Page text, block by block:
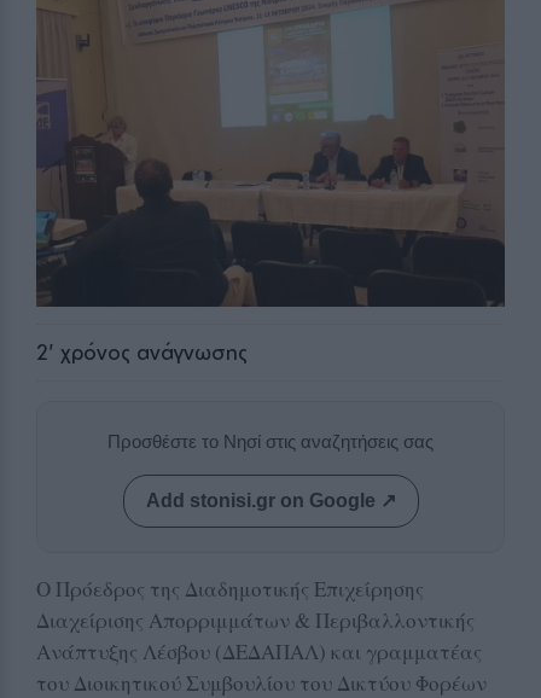
2' χρόνος ανάγνωσης
Προσθέστε το Νησί στις αναζητήσεις σας
Add stonisi.gr on Google ↗
Ο Πρόεδρος της Διαδημοτικής Επιχείρησης
Διαχείρισης Απορριμμάτων & Περιβαλλοντικής
Ανάπτυξης Λέσβου (ΔΕΔΑΠΑΛ) και γραμματέας
του Διοικητικού Συμβουλίου του Δικτύου Φορέων